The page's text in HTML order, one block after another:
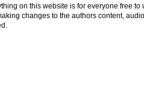
on this website is for everyone free to
changes to the authors content,